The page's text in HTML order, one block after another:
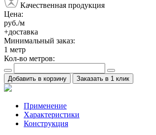
Качественная продукция
Цена:
руб./м
+доставка
Минимальный заказ:
1 метр
Кол-во метров:
Добавить в корзину Заказать в 1 клик
Применение
Характеристики
Конструкция